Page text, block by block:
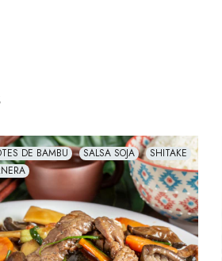
DE BAMBU SALSA SOJA
SHITAKE